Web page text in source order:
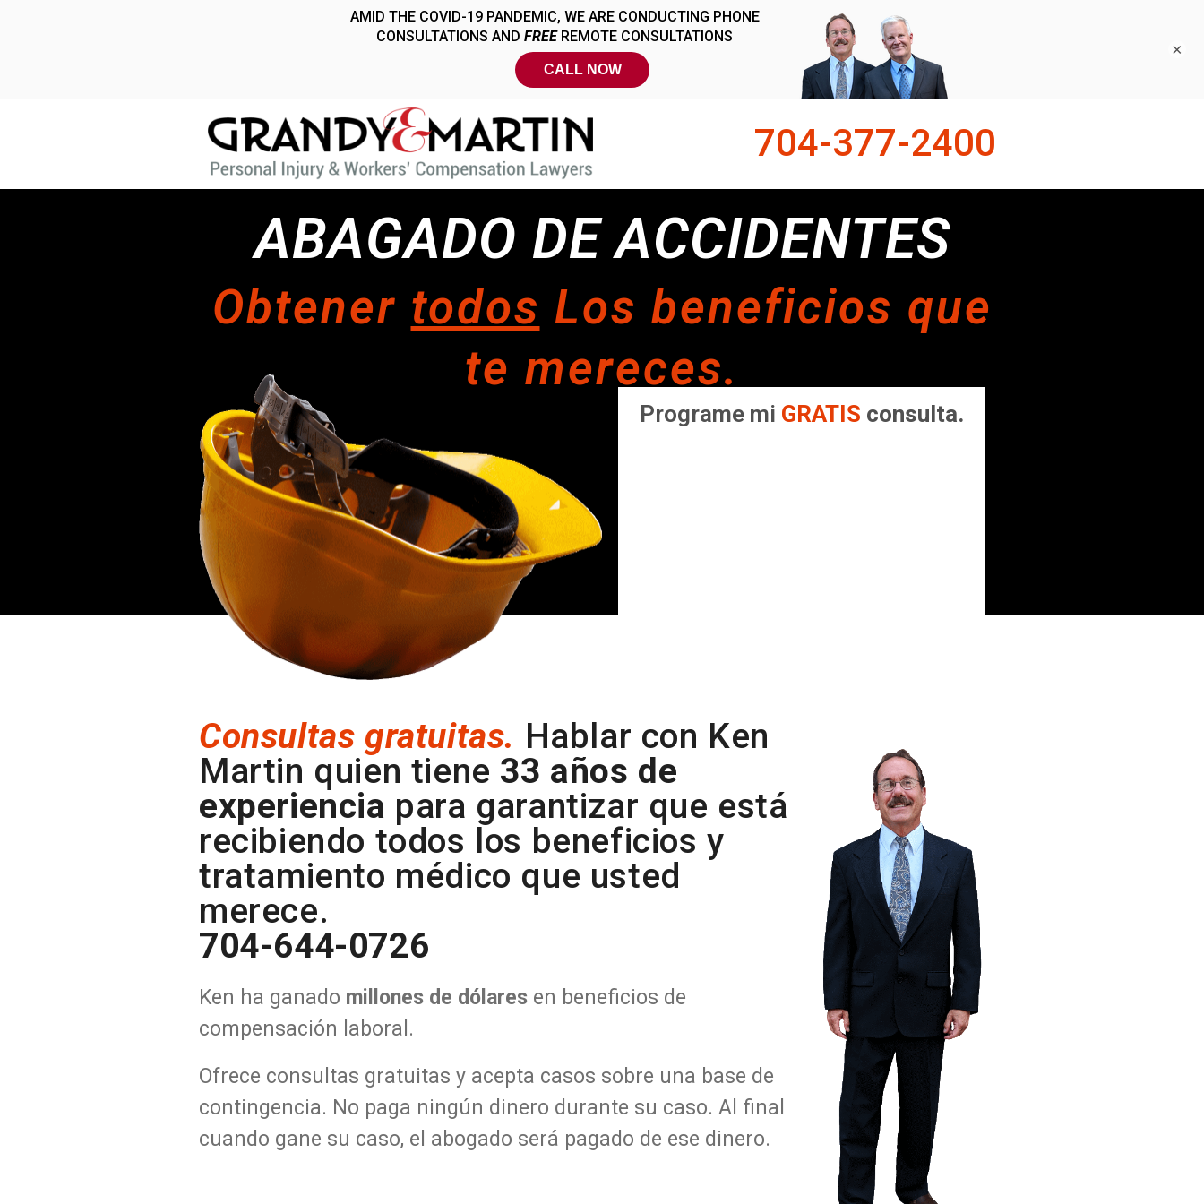
704-377-2400
ABAGADO DE ACCIDENTES
Obtener todos Los beneficios que
te mereces.
Programe mi GRATIS consulta.
Consultas gratuitas. Hablar con Ken
Martin quien tiene 33 años de
experiencia para garantizar que está
recibiendo todos los beneficios y
tratamiento médico que usted
merece.
704-644-0726
Ken ha ganado millones de dólares en beneficios de
compensación laboral.
Ofrece consultas gratuitas y acepta casos sobre una base de
contingencia. No paga ningún dinero durante su caso. Al final
cuando gane su caso, el abogado será pagado de ese dinero.
×